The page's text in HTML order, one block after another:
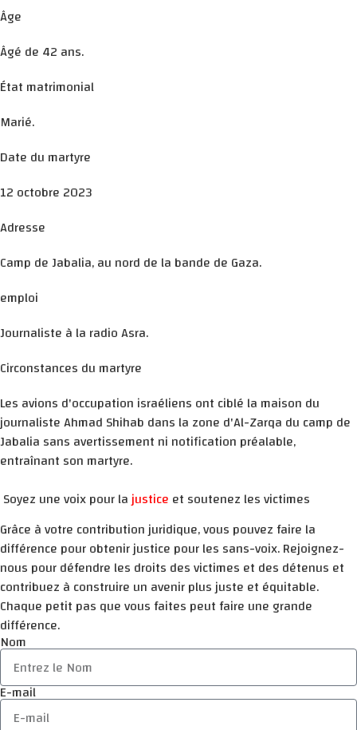
Âge
Âgé de 42 ans.
État matrimonial
Marié.
Date du martyre
12 octobre 2023
Adresse
Camp de Jabalia, au nord de la bande de Gaza.
emploi
Journaliste à la radio Asra.
Circonstances du martyre
Les avions d'occupation israéliens ont ciblé la maison du
journaliste Ahmad Shihab dans la zone d'Al-Zarqa du camp de
Jabalia sans avertissement ni notification préalable,
entraînant son martyre.
Soyez une voix pour lajustice et soutenez les victimes
Grâce à votre contribution juridique, vous pouvez faire la
différence pour obtenir justice pour les sans-voix. Rejoignez-
nous pour défendre les droits des victimes et des détenus et
contribuez à construire un avenir plus juste et équitable.
Chaque petit pas que vous faites peut faire une grande
différence.
Nom
E-mail